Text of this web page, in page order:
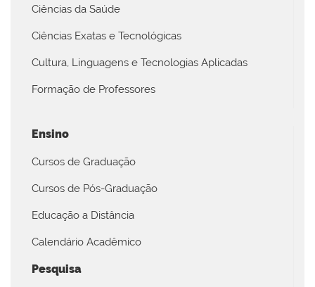
Ciências da Saúde
Ciências Exatas e Tecnológicas
Cultura, Linguagens e Tecnologias Aplicadas
Formação de Professores
Ensino
Cursos de Graduação
Cursos de Pós-Graduação
Educação a Distância
Calendário Acadêmico
Pesquisa